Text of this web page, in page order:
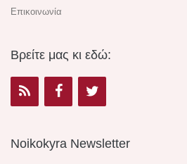
Επικοινωνία
Βρείτε μας κι εδώ:
Noikokyra Newsletter